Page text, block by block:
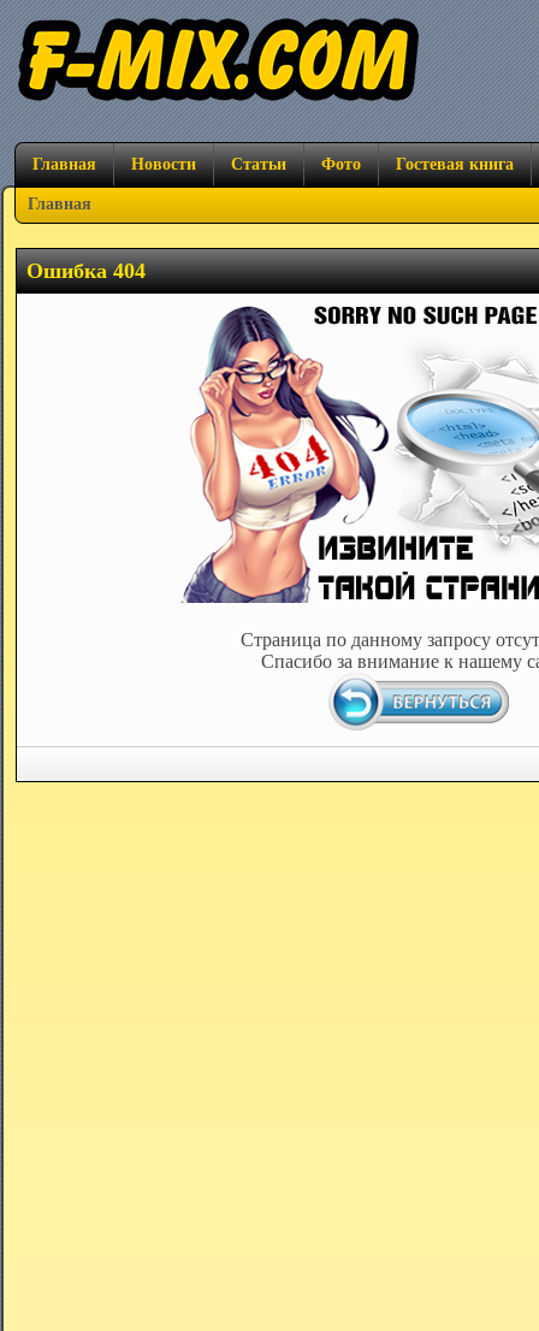
Главная Новости Статьи Фото Гостевая книга
Главная
Ошибка 404
Страница по данному запросу
Спасибо за внимание к нашему